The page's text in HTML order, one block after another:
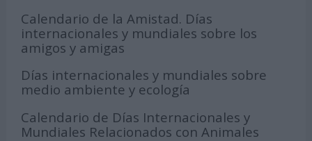
Calendario de la Amistad. Días
internacionales y mundiales sobre los
amigos y amigas
Días internacionales y mundiales sobre
medio ambiente y ecología
Calendario de Días Internacionales y
Mundiales Relacionados con Animales